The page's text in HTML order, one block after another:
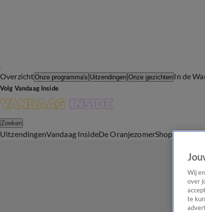
OverzichtOnze programma's Uitzendingen Onze gezichten In de
Volg Vandaag Inside
Zoeken
UitzendingenVandaag InsideDe OranjezomerShop
Wij
over
te